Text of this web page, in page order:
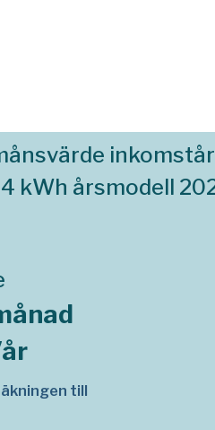
kWh årsmodell
till